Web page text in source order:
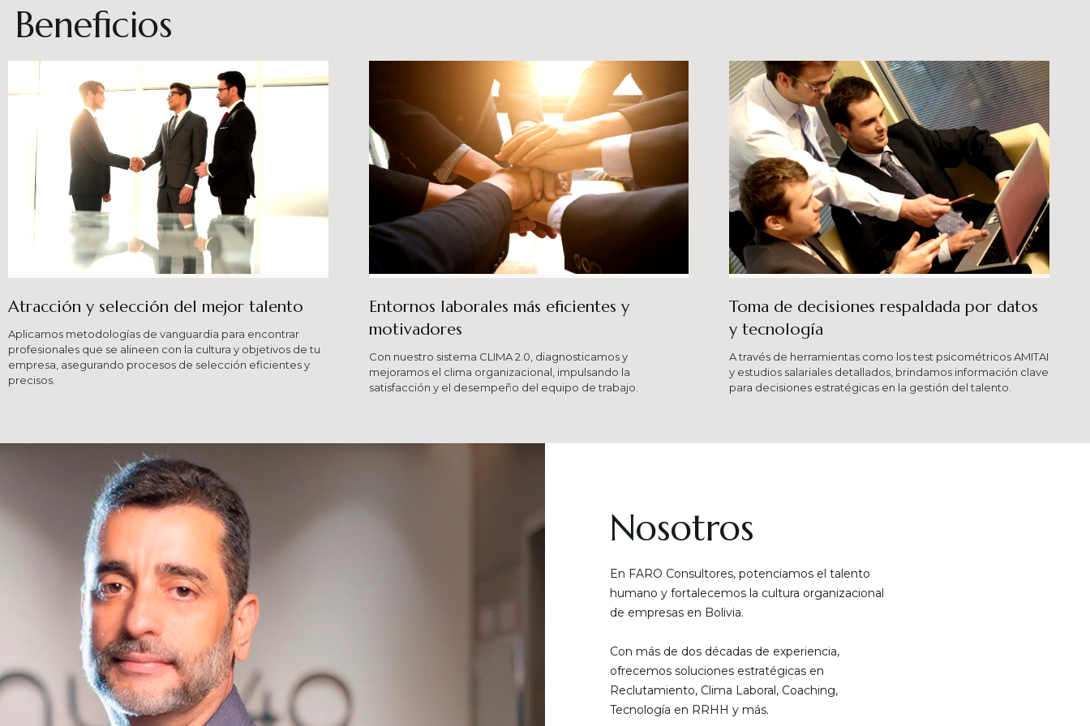
Beneficios
Atracción y selección del mejor talento
Aplicamos metodologías de vanguardia para encontrar
profesionales que se alineen con la cultura y objetivos de tu
empresa, asegurando procesos de selección eficientes y
precisos.
Entornos laborales más eficientes y
motivadores
Con nuestro sistema CLIMA 2.0, diagnosticamos y
mejoramos el clima organizacional, impulsando la
satisfacción y el desempeño del equipo de trabajo.
Toma de decisiones respaldada por datos
y tecnología​
A través de herramientas como los test psicométricos AMITAI
y estudios salariales detallados, brindamos información clave
para decisiones estratégicas en la gestión del talento.
Nosotros
En FARO Consultores, potenciamos el talento
humano y fortalecemos la cultura organizacional
de empresas en Bolivia.
Con más de dos décadas de experiencia,
ofrecemos soluciones estratégicas en
Reclutamiento, Clima Laboral, Coaching,
Tecnología en RRHH y más.